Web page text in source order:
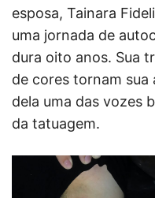
esposa, Tainara
uma jornada de
dura oito anos. Sua
de cores tornam
dela uma das vozes
da tatuagem.